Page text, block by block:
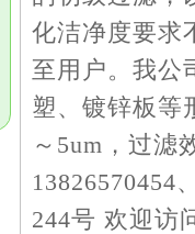
化洁净度要求
至用户。我公
塑、镀锌板等
～5um，过
13826570454
244号 欢迎访